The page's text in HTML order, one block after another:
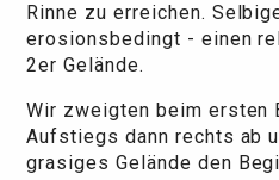
Rinne zu erreichen.
erosionsbedingt - einen
2er Gelände.
Wir zweigten beim ersten
Aufstiegs dann rechts ab
grasiges Gelände den